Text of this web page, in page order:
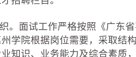
。面试工作严格按照《广东
学院根据岗位需要，采取结
知识、业务能力及综合素质